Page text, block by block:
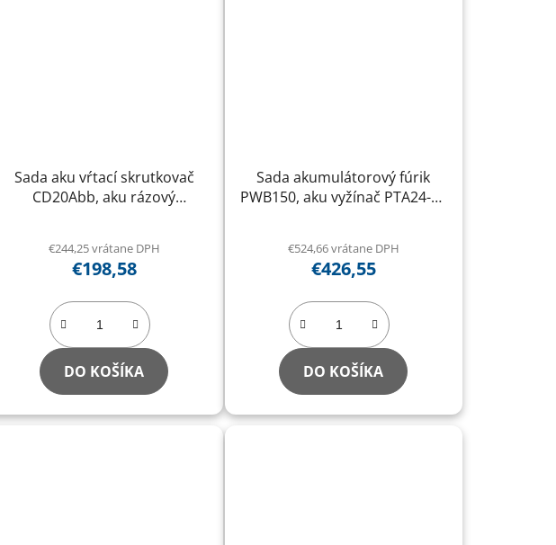
Sada aku vŕtací skrutkovač
CD20Abb, aku rázový
€244,25 vrátane DPH
€198,58
DO KOŠÍKA
Sada akumulátorový fúrik
PWB150, aku vyžínač PTA24-BL
€524,66 vrátane DPH
€426,55
DO KOŠÍKA